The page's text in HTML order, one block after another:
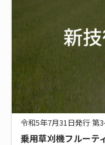
令和5年7月31日発行 第
乗用草刈機フルーテ